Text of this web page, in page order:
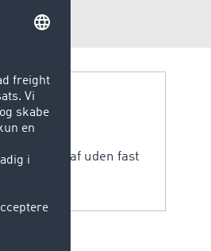
på og af uden fast